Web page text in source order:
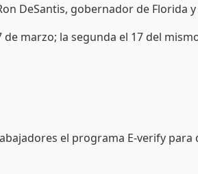
DeSantis, gobernador de Florida
marzo; la segunda el 17 del
el programa E-verify